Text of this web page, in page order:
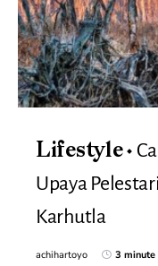
Lifestyle
Upaya
Karhutla
achihartoyo 3 minute